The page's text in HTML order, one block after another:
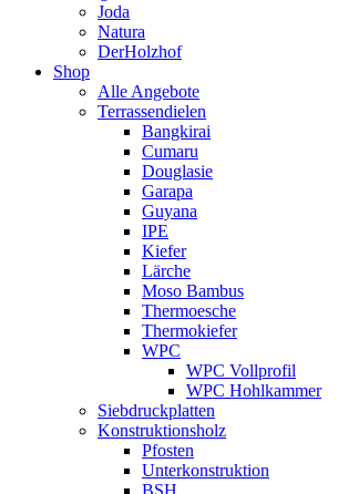
Joda
Natura
DerHolzhof
Shop
Alle Angebote
Terrassendielen
Bangkirai
Cumaru
Douglasie
Garapa
Guyana
IPE
Kiefer
Lärche
Moso Bambus
Thermoesche
Thermokiefer
WPC
WPC Vollprofil
WPC Hohlkammer
Siebdruckplatten
Konstruktionsholz
Pfosten
Unterkonstruktion
BSH